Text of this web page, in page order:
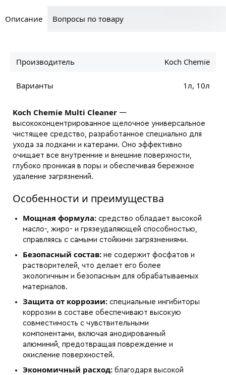
Описание Вопросы по товару
Производитель Koch Chemie
Варианты 1л, 10л
Koch Chemie Multi Cleaner —
высококонцентрированное щелочное универсальное
чистящее средство, разработанное специально для
ухода за лодками и катерами. Оно эффективно
очищает все внутренние и внешние поверхности,
глубоко проникая в поры и обеспечивая бережное
удаление загрязнений.
Особенности и преимущества
Мощная формула: средство обладает высокой
масло-, жиро- и грязеудаляющей способностью,
справляясь с самыми стойкими загрязнениями.
Безопасный состав: не содержит фосфатов и
растворителей, что делает его более
экологичным и безопасным для обрабатываемых
материалов.
Защита от коррозии: специальные ингибиторы
коррозии в составе обеспечивают высокую
совместимость с чувствительными
компонентами, включая анодированный
алюминий, предотвращая повреждение и
окисление поверхностей.
Экономичный расход: благодаря высокой